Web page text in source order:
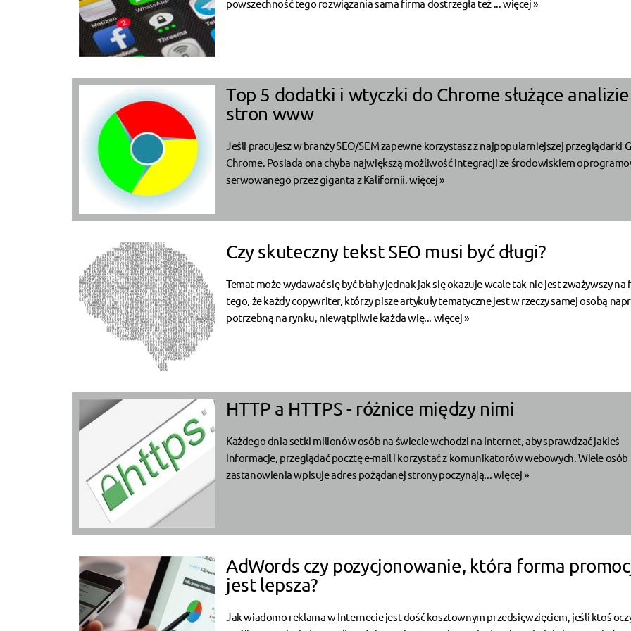
powszechność tego rozwiązania sama firma dostrzegła też ...więcej »
Top 5 dodatki i wtyczki do Chrome służące analizie
stron www
Jeśli pracujesz w branży SEO/SEM zapewne korzystasz z najpopularniejszej przeglądarki
Chrome. Posiada ona chyba największą możliwość integracji ze środowiskiem
serwowanego przez giganta z Kalifornii.więcej »
Czy skuteczny tekst SEO musi być długi?
Temat może wydawać się być błahy jednak jak się okazuje wcale tak nie jest zważywszy na
tego, że każdy copywriter, którzy pisze artykuły tematyczne jest w rzeczy samej osobą
potrzebną na rynku, niewątpliwie każda wię... więcej »
HTTP a HTTPS - różnice między nimi
Każdego dnia setki milionów osób na świecie wchodzi na Internet, aby sprawdzać jakieś
informacje, przeglądać pocztę e-mail i korzystać z komunikatorów webowych. Wiele osób
zastanowienia wpisuje adres pożądanej strony poczynają...więcej »
AdWords czy pozycjonowanie, która forma
jest lepsza?
Jak wiadomo reklama w Internecie jest dość kosztownym przedsięwzięciem, jeśli ktoś